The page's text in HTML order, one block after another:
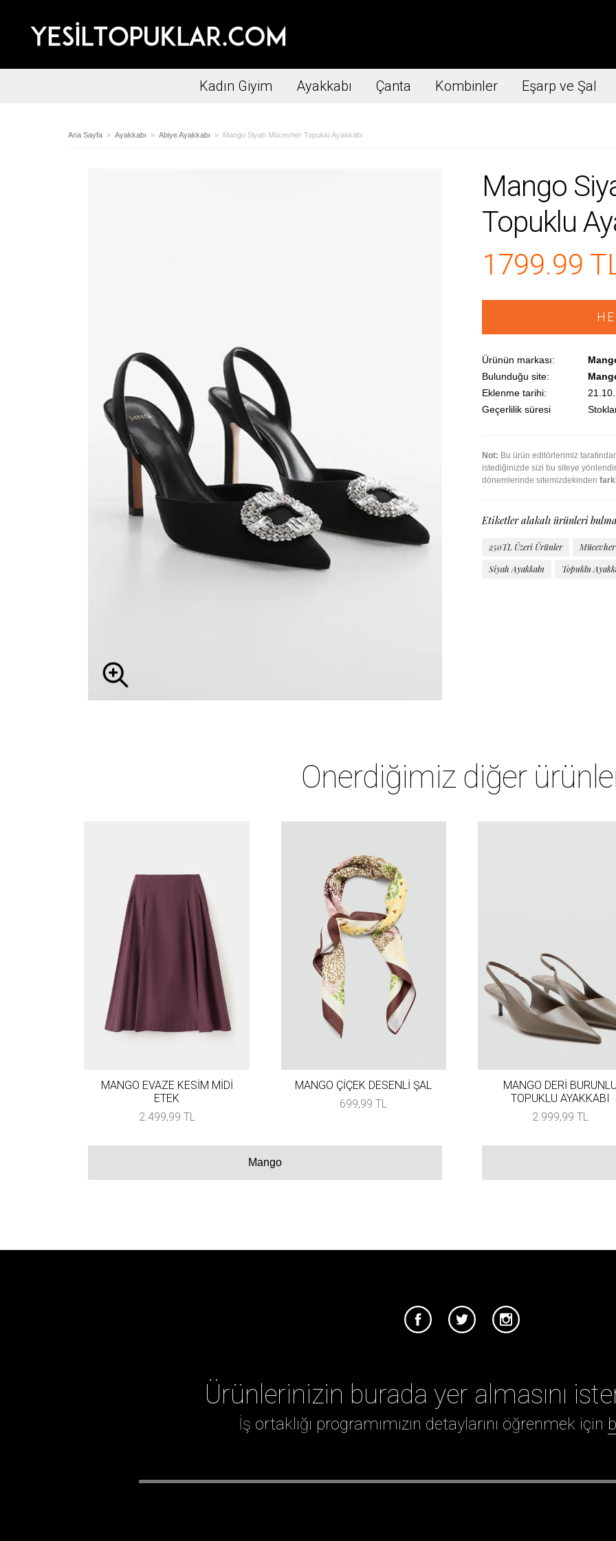
Kadın Giyim Ayakkabı Çanta Kombinler Eşarp ve Şal
Ana Sayfa »Ayakkabı »Abiye Ayakkabı » Mango Siyah Mücevher Topuklu Ayakkabı
Mango
Topuklu
1799.99
Ürünün markası:
Bulunduğu site:
Eklenme tarihi:
Geçerlilik süresi
Not: Bu ürün editörlerimiz
istediğinizde sizi bu siteye
dönemlerinde sitemizdekinden
Etiketler alakalı ürünleri
250TL Üzeri Ürünler
Siyah Ayakkabı
Topuklu
Önerdiğimiz diğer
MANGO EVAZE KESİM MİDİ
ETEK
2.499,99 TL
MANGO ÇİÇEK DESENLİ ŞAL
699,99 TL
MANGO DERİ
TOPUKLU AYAKKABI
2.999,99 TL
Mango
Ürünlerinizin burada yer almasını
İş ortaklığı programımızın detaylarını öğrenmek için